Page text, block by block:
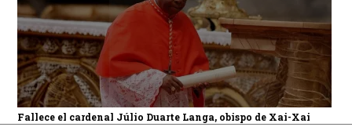
Fallece el cardenal Júlio Duarte Langa, obispo de Xai-Xai